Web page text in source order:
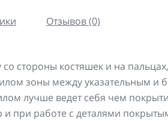
Отзывов (0)
стороны костяшек и на
зоны между указательным и
лучше ведет себя чем
при работе с деталями